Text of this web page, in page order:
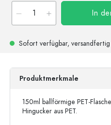
In
Sofort verfügbar, versandfertig
Produktmerkmale
150ml ballförmige PET-
Hingucker aus PET.